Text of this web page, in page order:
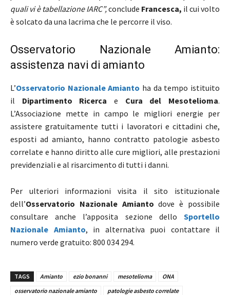
quali vi è tabellazione IARC”,conclude Francesca, il cui volto
è solcato da una lacrima che le percorre il viso.
Osservatorio Nazionale Amianto:
assistenza navi di amianto
L’Osservatorio Nazionale Amianto ha da tempo istituito
il Dipartimento Ricercae Cura del Mesotelioma.
L’Associazione mette in campo le migliori energie per
assistere gratuitamente tutti i lavoratori e cittadini che,
esposti ad amianto, hanno contratto patologie asbesto
correlate e hanno diritto alle cure migliori, alle prestazioni
previdenziali e al risarcimento di tutti i danni.
Per ulteriori informazioni visita il sito istituzionale
dell’Osservatorio Nazionale Amianto dove è possibile
consultare anche l’apposita sezione dello Sportello
Nazionale Amianto, in alternativa puoi contattare il
numero verde gratuito: 800 034 294.
TAGS Amianto ezio bonanni mesotelioma
ONA
osservatorio nazionale amianto
patologie asbesto correlate